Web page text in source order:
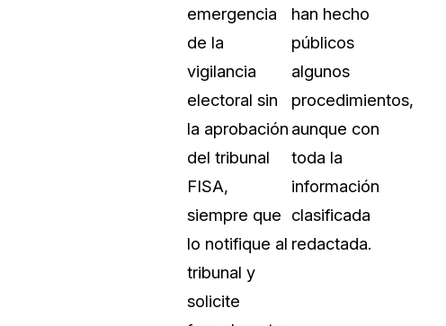
emergencia
de la
vigilancia
electoral sin
la aprobación
del tribunal
FISA,
siempre que
lo notifique al
tribunal y
solicite
han hecho
públicos
algunos
procedimientos,
aunque con
toda la
información
clasificada
redactada.